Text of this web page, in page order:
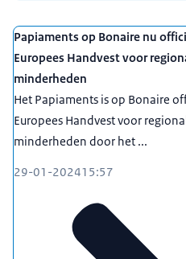
Papiaments op Bonaire nu
Europees Handvest voor
minderheden
Het Papiaments is op Bonaire
Europees Handvest voor
minderheden door het ...
29-01-202415:57